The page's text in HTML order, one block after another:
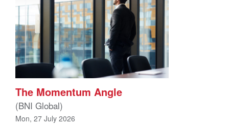
The Momentum Angle
(BNI Global)
Mon, 27 July 2026